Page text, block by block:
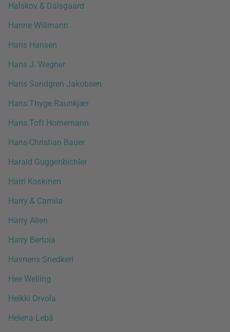
Halskov & Dalsgaard
Hanne Willmann
Hans Hansen
Hans J. Wegner
Hans Sandgren Jakobsen
Hans Thyge Raunkjær
Hans Toft Hornemann
Hans-Christian Bauer
Harald Guggenbichler
Harri Koskinen
Harry & Camila
Harry Allen
Harry Bertoia
Havnens Snedkeri
Hee Welling
Heikki Orvola
Helena Lebá